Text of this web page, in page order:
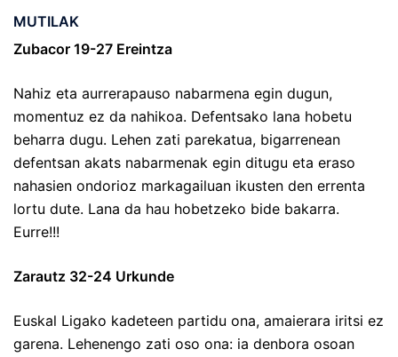
MUTILAK
Zubacor 19-27 Ereintza
Nahiz eta aurrerapauso nabarmena egin dugun,
momentuz ez da nahikoa. Defentsako lana hobetu
beharra dugu. Lehen zati parekatua, bigarrenean
defentsan akats nabarmenak egin ditugu eta eraso
nahasien ondorioz markagailuan ikusten den errenta
lortu dute. Lana da hau hobetzeko bide bakarra.
Eurre!!!
Zarautz 32-24 Urkunde
Euskal Ligako kadeteen partidu ona, amaierara iritsi ez
garena. Lehenengo zati oso ona: ia denbora osoan